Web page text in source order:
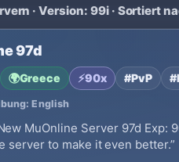
· Version: 99i · Sortiert
97d
🌍Greece ⚡90x #PvP
English
MuOnline Server 97d Exp:
server to make it even better.”